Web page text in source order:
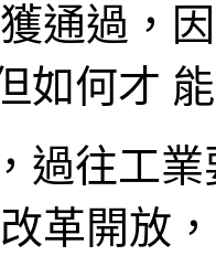
通過，
如何才
過往工
革開放